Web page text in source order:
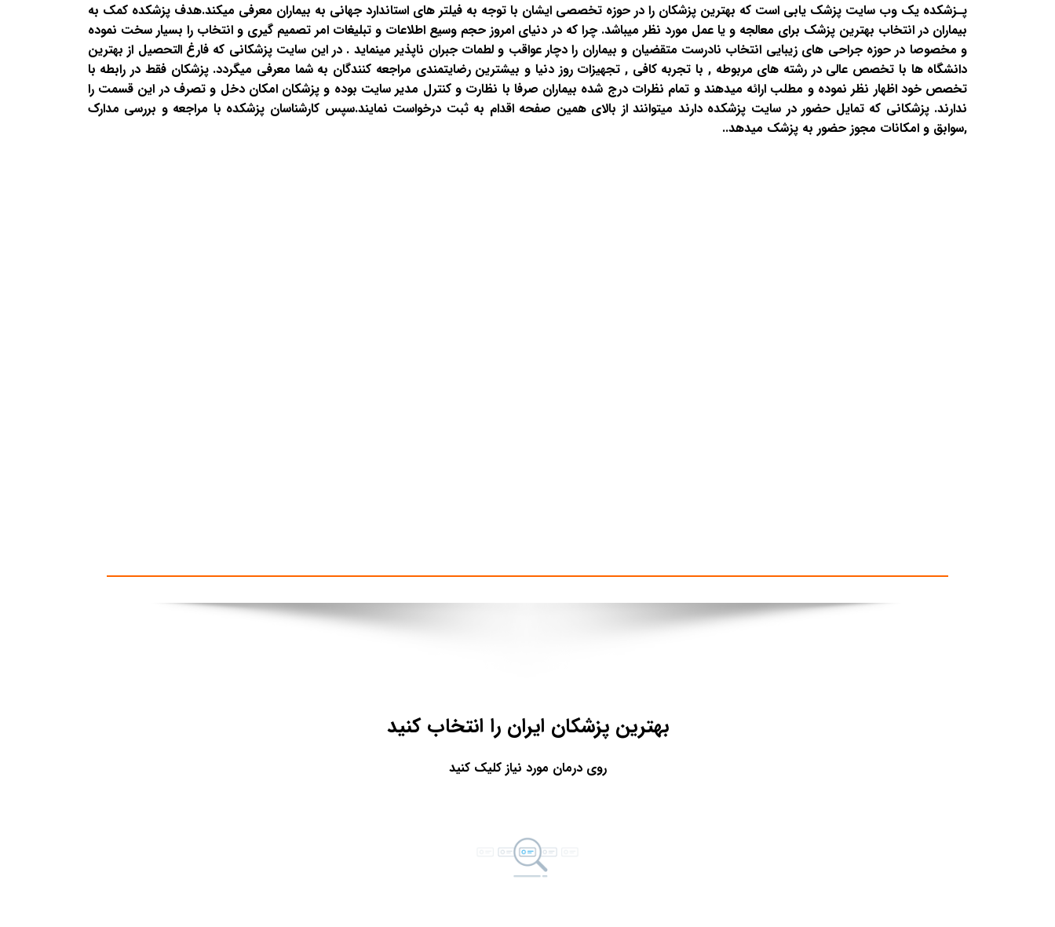
پـزشکده یک وب سایت پزشک یابی است که بهترین پزشکان را در حوزه تخصصی ایشان با توجه به فیلتر های استاندارد جهانی به بیماران معرفی میکند.هدف پزشکده کمک به
بیماران در انتخاب بهترین پزشک برای معالجه و یا عمل مورد نظر میباشد. چرا که در دنیای امروز حجم وسیع اطلاعات و تبلیغات امر تصمیم گیری و انتخاب را بسیار سخت نموده
و مخصوصا در حوزه جراحی های زیبایی انتخاب نادرست متقضیان و بیماران را دچار عواقب و لطمات جبران ناپذیر مینماید . در این سایت پزشکانی که فارغ التحصیل از بهترین
دانشگاه ها با تخصص عالی در رشته های مربوطه , با تجربه کافی , تجهیزات روز دنیا و بیشترین رضایتمندی مراجعه کنندگان به شما معرفی میگردد. پزشکان فقط در رابطه با
تخصص خود اظهار نظر نموده و مطلب ارائه میدهند و تمام نظرات درج شده بیماران صرفا با نظارت و کنترل مدیر سایت بوده و پزشکان امکان دخل و تصرف در این قسمت را
ندارند. پزشکانی که تمایل حضور در سایت پزشکده دارند میتوانند از بالای همین صفحه اقدام به ثبت درخواست نمایند.سپس کارشناسان پزشکده با مراجعه و بررسی مدارک
,سوابق و امکانات مجوز حضور به پزشک میدهد..
بهترین پزشکان ایران را انتخاب کنید
روی درمان مورد نیاز کلیک کنید